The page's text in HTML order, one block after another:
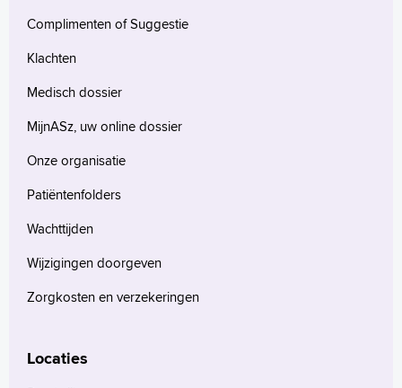
Complimenten of Suggestie
Klachten
Medisch dossier
MijnASz, uw online dossier
Onze organisatie
Patiëntenfolders
Wachttijden
Wijzigingen doorgeven
Zorgkosten en verzekeringen
Locaties